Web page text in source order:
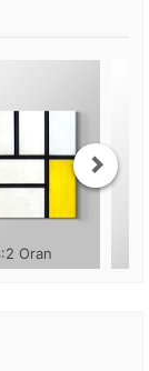
Oran